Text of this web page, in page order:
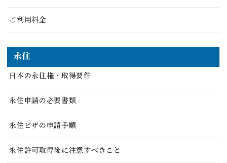
ご利用料金
永住
日本の永住権・取得要件
永住申請の必要書類
永住ビザの申請手順
永住許可取得後に注意すべきこと